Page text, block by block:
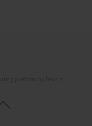
Bentus